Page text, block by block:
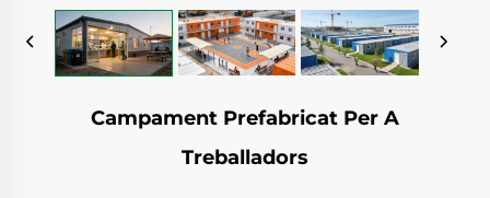
Campament Prefabricat Per A
Treballadors